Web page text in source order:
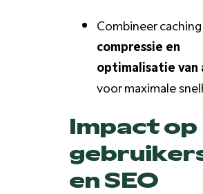
Combineer
compressie en
optimalisatie van
voor maximale
Impact op
en SEO